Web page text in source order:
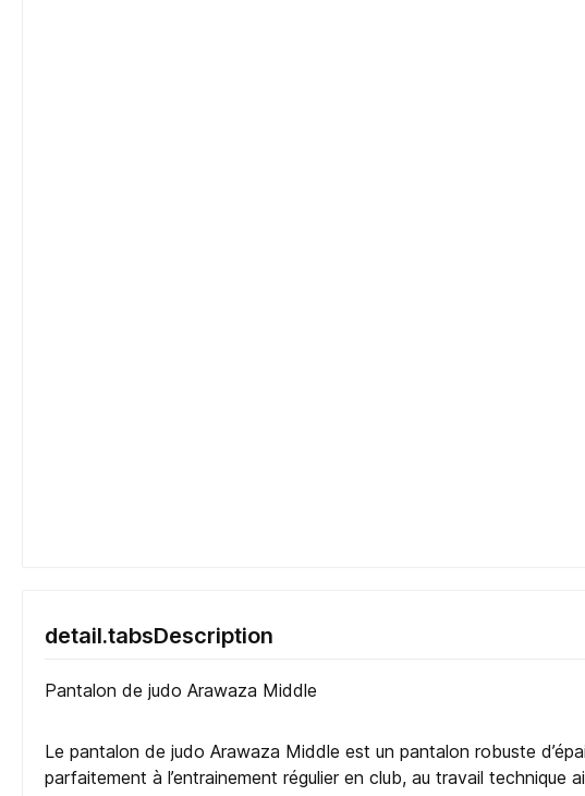
detail.tabsDescription
Pantalon de judo Arawaza Middle
Le pantalon de judo Arawaza Middle est un pantalon robuste
parfaitement à l’entrainement régulier en club, au travail